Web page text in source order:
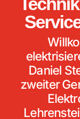
Daniel
zweiter